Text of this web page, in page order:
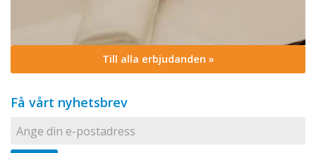
Till alla erbjudanden »
Få vårt nyhetsbrev